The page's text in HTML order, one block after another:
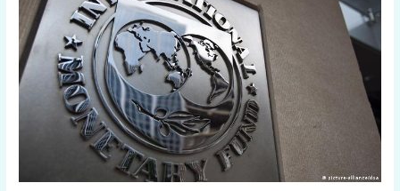
отримання
Україною
наступних
траншів
МВФ
неоптимістичні